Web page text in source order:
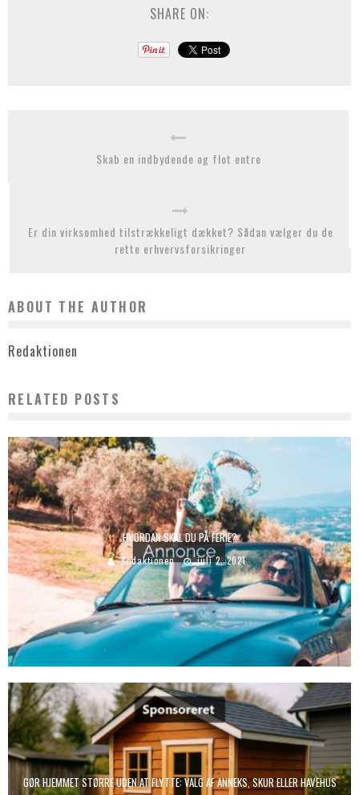
SHARE ON:
Skab en indbydende og flot entre
Er din virksomhed tilstrækkeligt dækket? Sådan vælger du de
rette erhvervsforsikringer
ABOUT THE AUTHOR
Redaktionen
RELATED POSTS
HVORDAN SKAL DU PÅ FERIE?
Redaktionen juli 2, 2021
GØR HJEMMET STØRRE UDEN AT FLYTTE: VALG AF ANNEKS, SKUR ELLER HAVEHUS